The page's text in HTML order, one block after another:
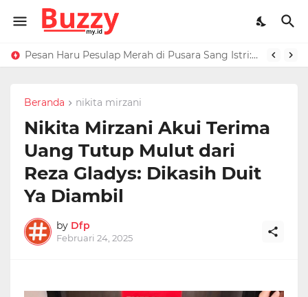
Pesan Haru Pesulap Merah di Pusara Sang Istri: Sekarang Kamu Enggak Perlu Sakit Disuntik Lagi
Raffi Ahmad Masih di LN, Kirim Rp 1 M ke Jeje Buat Korban Longsor Bandung Barat
Beranda nikita mirzani
Nikita Mirzani Akui Terima
Uang Tutup Mulut dari
Reza Gladys: Dikasih Duit
Ya Diambil
by Dfp
Februari 24, 2025